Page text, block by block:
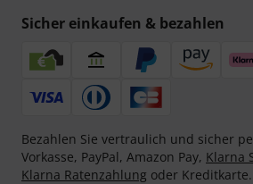
Sicher einkaufen & bezahlen
Bezahlen Sie vertraulich und sicher
Vorkasse, PayPal, Amazon Pay, Klarna
Klarna Ratenzahlung oder Kreditkarte.